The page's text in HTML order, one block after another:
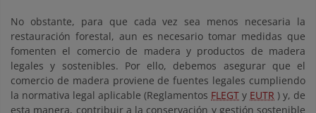
No obstante, para que cada vez sea menos necesaria la
restauración forestal, aun es necesario tomar medidas que
fomenten el comercio de madera y productos de madera
legales y sostenibles. Por ello, debemos asegurar que el
comercio de madera proviene de fuentes legales cumpliendo
la normativa legal aplicable (Reglamentos FLEGT y EUTR ) y, de
esta manera, contribuir a la conservación y gestión sostenible